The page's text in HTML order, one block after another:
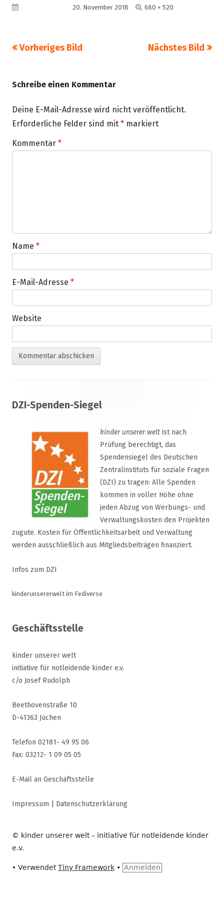
Veröffentlicht am20. November 2018 Volle
680 × 520
Vorheriges Bild Nächstes Bild
Schreibe einen Kommentar
Deine E-Mail-Adresse wird nicht veröffentlicht.
Erforderliche Felder sind mit * markiert
Kommentar *
Name *
E-Mail-Adresse *
Website
Inhalt
DZI-Spenden-Siegel
kinder unserer welt ist nach
Prüfung berechtigt, das
Spendensiegel des Deutschen
Zentralinstituts für soziale Fragen
(DZI) zu tragen: Alle Spenden
kommen in voller Höhe ohne
jeden Abzug von Werbungs- und
Verwaltungskosten den Projekten
zugute. Kosten für Öffentlichkeitsarbeit und Verwaltung
werden ausschließlich aus Mitgliedsbeiträgen finanziert.
Infos zum DZI
kinderunsererwelt im Fediverse
Geschäftsstelle
kinder unserer welt
initiative für notleidende kinder e.v.
c/o Josef Rudolph
Beethovenstraße 10
D-41363 Jüchen
Telefon 02181- 49 95 06
Fax: 03212- 1 09 05 05
E-Mail an Geschäftsstelle
Impressum Datenschutzerklärung
© kinder unserer welt – initiative für notleidende kinder
e.v.
• VerwendetTiny Framework • Anmelden